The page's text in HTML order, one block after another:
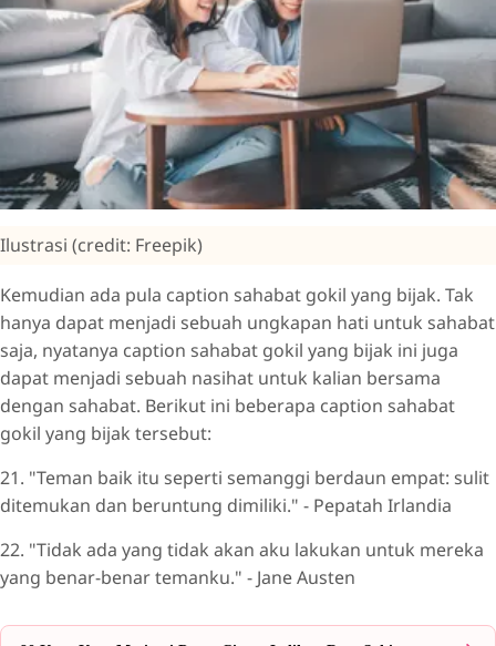
Ilustrasi (credit: Freepik)
Kemudian ada pula caption sahabat gokil yang bijak. Tak
hanya dapat menjadi sebuah ungkapan hati untuk sahabat
saja, nyatanya caption sahabat gokil yang bijak ini juga
dapat menjadi sebuah nasihat untuk kalian bersama
dengan sahabat. Berikut ini beberapa caption sahabat
gokil yang bijak tersebut:
21. "Teman baik itu seperti semanggi berdaun empat: sulit
ditemukan dan beruntung dimiliki." - Pepatah Irlandia
22. "Tidak ada yang tidak akan aku lakukan untuk mereka
yang benar-benar temanku." - Jane Austen